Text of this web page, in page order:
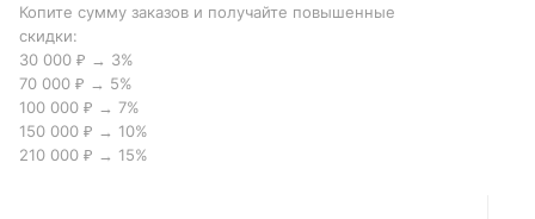
Копите сумму заказов и получайте повышенные
скидки:
30 000 ₽ → 3%
70 000 ₽ → 5%
100 000 ₽ → 7%
150 000 ₽ → 10%
210 000 ₽ → 15%